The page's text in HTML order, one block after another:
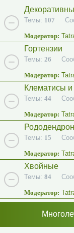
Темы: 107
Модератор:
Гортензии
Темы: 26
Модератор:
Клематисы
Темы: 44
Модератор:
Темы: 15
Модератор:
Хвойные
Темы: 84
Модератор: